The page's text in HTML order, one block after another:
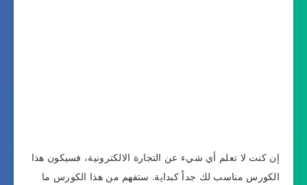
إن كنت لا تعلم أي شيء عن التجارة الالكترونية، فسيكون هذا
الكورس مناسب لك جداً كبداية. ستفهم من هذا الكورس ما